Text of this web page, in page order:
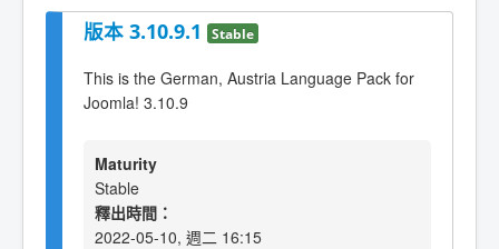
版本 3.10.9.1 Stable
This is the German, Austria Language Pack for
Joomla! 3.10.9
Maturity
Stable
釋出時間：
2022-05-10, 週二 16:15